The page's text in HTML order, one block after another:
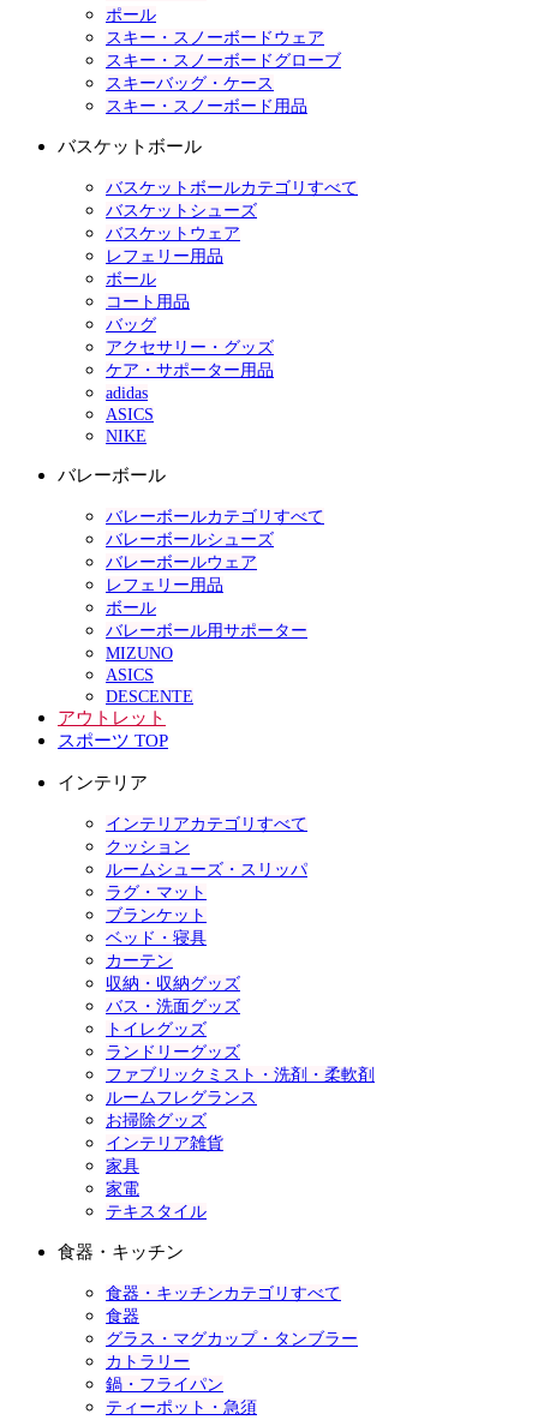
ポール
スキー・スノーボードウェア
スキー・スノーボードグローブ
スキーバッグ・ケース
スキー・スノーボード用品
バスケットボール
バスケットボールカテゴリすべて
バスケットシューズ
バスケットウェア
レフェリー用品
ボール
コート用品
バッグ
アクセサリー・グッズ
ケア・サポーター用品
adidas
ASICS
NIKE
バレーボール
バレーボールカテゴリすべて
バレーボールシューズ
バレーボールウェア
レフェリー用品
ボール
バレーボール用サポーター
MIZUNO
ASICS
DESCENTE
アウトレット
スポーツ TOP
インテリア
インテリアカテゴリすべて
クッション
ルームシューズ・スリッパ
ラグ・マット
ブランケット
ベッド・寝具
カーテン
収納・収納グッズ
バス・洗面グッズ
トイレグッズ
ランドリーグッズ
ファブリックミスト・洗剤・柔軟剤
ルームフレグランス
お掃除グッズ
インテリア雑貨
家具
家電
テキスタイル
食器・キッチン
食器・キッチンカテゴリすべて
食器
グラス・マグカップ・タンブラー
カトラリー
鍋・フライパン
ティーポット・急須